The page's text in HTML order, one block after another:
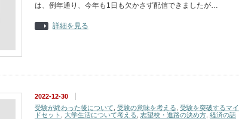
は、例年通り、今年も1日も欠かさず配信できましたが…
詳細を見る
2022-12-30
受験が終わった後について 受験の意味を考える 受験を突破するマ
ドセット
大学生活について考える 志望校・進路の決め方 経済の話